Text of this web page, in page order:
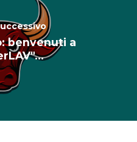
benvenuti a